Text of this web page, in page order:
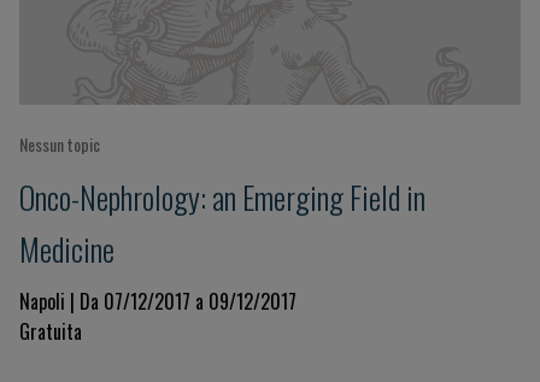
Nessun topic
Onco-Nephrology: an Emerging Field in
Medicine
Napoli | Da 07/12/2017 a 09/12/2017
Gratuita